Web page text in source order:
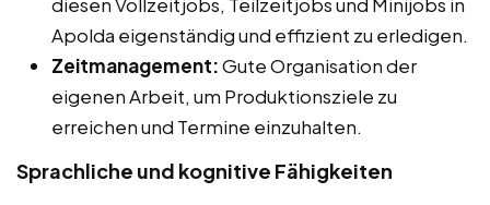
Apolda eigenständig und effizient zu erledigen.
Zeitmanagement:Gute Organisation der
eigenen Arbeit, um Produktionsziele zu
erreichen und Termine einzuhalten.
Sprachliche und kognitive Fähigkeiten